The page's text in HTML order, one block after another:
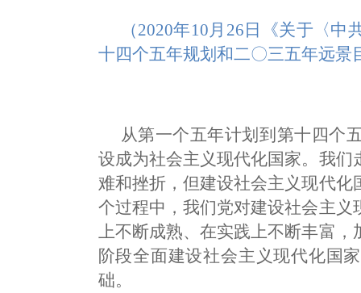
（2020年10月26日《关于〈
十四个五年规划和二〇三五年远景
从第一个五年计划到第十四个
设成为社会主义现代化国家。我
难和挫折，但建设社会主义现代
个过程中，我们党对建设社会主
上不断成熟、在实践上不断丰富
阶段全面建设社会主义现代化国
础。